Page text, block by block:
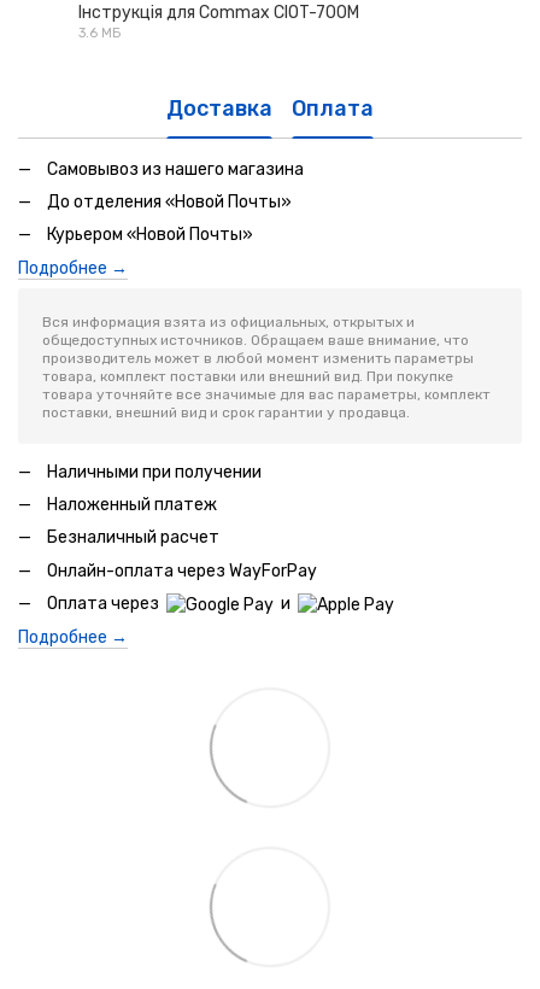
Інструкція для Commax CIOT-700M
3.6 МБ
Доставка Оплата
Самовывоз из нашего магазина
До отделения «Новой Почты»
Курьером «Новой Почты»
Подробнее →
Вся информация взята из официальных, открытых и
общедоступных источников. Обращаем ваше внимание, что
производитель может в любой момент изменить параметры
товара, комплект поставки или внешний вид. При покупке
товара уточняйте все значимые для вас параметры, комплект
поставки, внешний вид и срок гарантии у продавца.
Наличными при получении
Наложенный платеж
Безналичный расчет
Онлайн-оплата через WayForPay
Оплата через
и
Подробнее →